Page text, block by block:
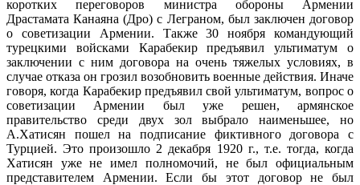
коротких переговоров министра обороны Армении
Драстамата Канаяна (Дро) с Леграном, был заключен договор
о советизации Армении. Также 30 ноября командующий
турецкими войсками Карабекир предъявил ультиматум о
заключении с ним договора на очень тяжелых условиях, в
случае отказа он грозил возобновить военные действия. Иначе
говоря, когда Карабекир предъявил свой ультиматум, вопрос о
советизации Армении был уже решен, армянское
правительство среди двух зол выбрало наименьшее, но
А.Хатисян пошел на подписание фиктивного договора с
Турцией. Это произошло 2 декабря 1920 г., т.е. тогда, когда
Хатисян уже не имел полномочий, не был официальным
представителем Армении. Если бы этот договор не был